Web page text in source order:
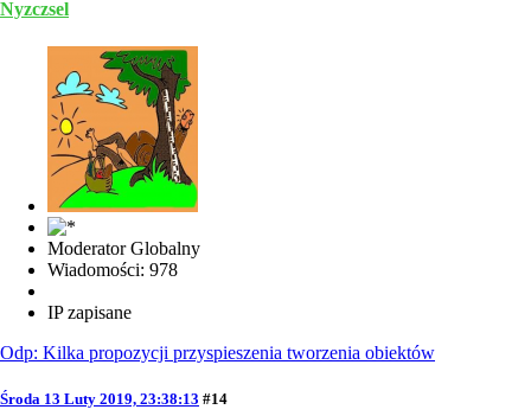
Nyzczsel
Moderator Globalny
Wiadomości: 978
IP zapisane
Odp: Kilka propozycji przyspieszenia tworzenia obiektów
Środa 13 Luty 2019, 23:38:13 #14